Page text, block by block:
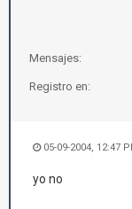
Mensajes:
Registro en:
05-09-2004, 12:47
yo no